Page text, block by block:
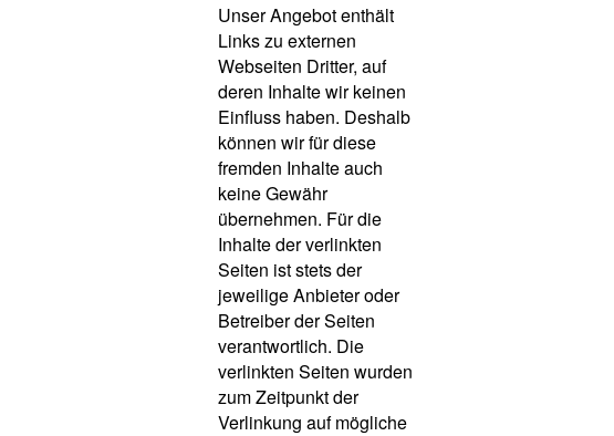
Unser Angebot enthält
Links zu externen
Webseiten Dritter, auf
deren Inhalte wir keinen
Einfluss haben. Deshalb
können wir für diese
fremden Inhalte auch
keine Gewähr
übernehmen. Für die
Inhalte der verlinkten
Seiten ist stets der
jeweilige Anbieter oder
Betreiber der Seiten
verantwortlich. Die
verlinkten Seiten wurden
zum Zeitpunkt der
Verlinkung auf mögliche